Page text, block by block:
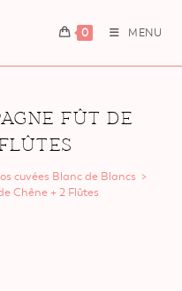
0 MENU
Fût de
Flûtes
cuvées Blanc de Blancs >
Chêne + 2 Flûtes